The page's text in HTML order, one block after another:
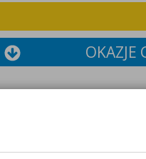
OKAZJE